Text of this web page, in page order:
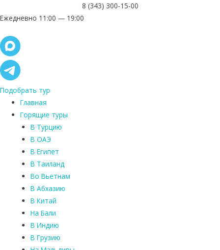
8 (343) 300-15-00
Ежедневно 11:00 — 19:00
Подобрать тур
Главная
Горящие туры
В Турцию
В ОАЭ
В Египет
В Таиланд
Во Вьетнам
В Абхазию
В Китай
На Бали
В Индию
В Грузию